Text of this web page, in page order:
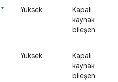
* Yüksek
Kapalı
kaynak
bileşen
Yüksek
Kapalı
kaynak
bileşen